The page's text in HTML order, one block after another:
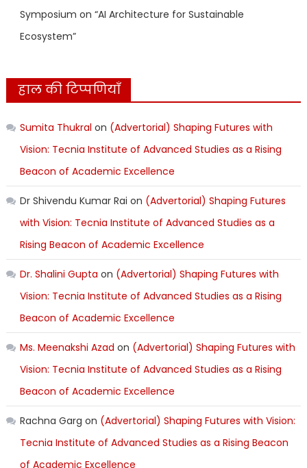
Symposium on “AI Architecture for Sustainable
Ecosystem”
हाल की टिप्पणियाँ
Sumita Thukral on (Advertorial) Shaping Futures with
Vision: Tecnia Institute of Advanced Studies as a Rising
Beacon of Academic Excellence
Dr Shivendu Kumar Rai on (Advertorial) Shaping Futures
with Vision: Tecnia Institute of Advanced Studies as a
Rising Beacon of Academic Excellence
Dr. Shalini Gupta on (Advertorial) Shaping Futures with
Vision: Tecnia Institute of Advanced Studies as a Rising
Beacon of Academic Excellence
Ms. Meenakshi Azad on (Advertorial) Shaping Futures with
Vision: Tecnia Institute of Advanced Studies as a Rising
Beacon of Academic Excellence
Rachna Garg on (Advertorial) Shaping Futures with Vision:
Tecnia Institute of Advanced Studies as a Rising Beacon
of Academic Excellence